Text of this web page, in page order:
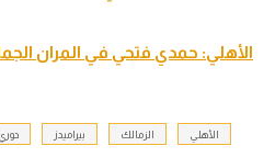
الأهلي: حمدي فتحي في المران
الأهلي الزمالك بيراميدز